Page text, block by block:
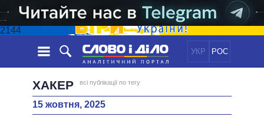
2144
УКР РОС
НОВИНИ
СТРІЧКА
ХАКЕР всі публікації по тегу
15 жовтня, 2025